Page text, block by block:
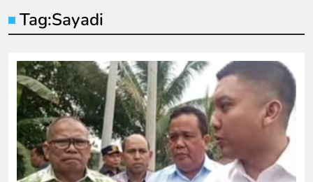
Tag:Sayadi